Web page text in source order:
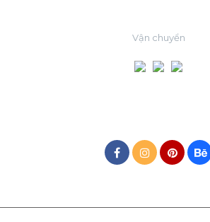
Vận chuyển